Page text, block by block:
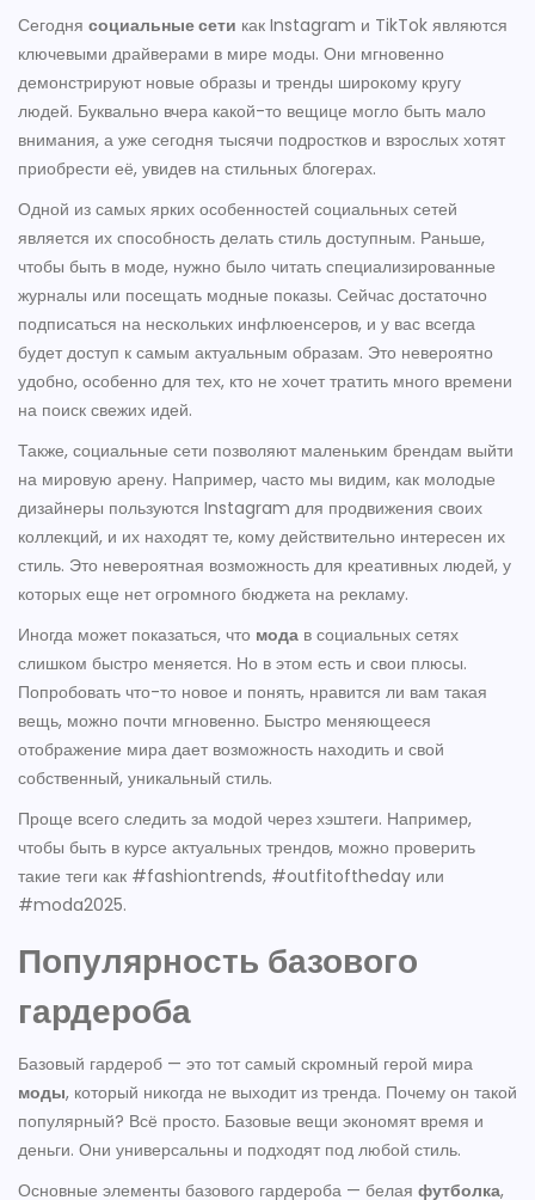
Сегодня социальные сети как Instagram и TikTok являются
ключевыми драйверами в мире моды. Они мгновенно
демонстрируют новые образы и тренды широкому кругу
людей. Буквально вчера какой-то вещице могло быть мало
внимания, а уже сегодня тысячи подростков и взрослых хотят
приобрести её, увидев на стильных блогерах.
Одной из самых ярких особенностей социальных сетей
является их способность делать стиль доступным. Раньше,
чтобы быть в моде, нужно было читать специализированные
журналы или посещать модные показы. Сейчас достаточно
подписаться на нескольких инфлюенсеров, и у вас всегда
будет доступ к самым актуальным образам. Это невероятно
удобно, особенно для тех, кто не хочет тратить много времени
на поиск свежих идей.
Также, социальные сети позволяют маленьким брендам выйти
на мировую арену. Например, часто мы видим, как молодые
дизайнеры пользуются Instagram для продвижения своих
коллекций, и их находят те, кому действительно интересен их
стиль. Это невероятная возможность для креативных людей, у
которых еще нет огромного бюджета на рекламу.
Иногда может показаться, что мода в социальных сетях
слишком быстро меняется. Но в этом есть и свои плюсы.
Попробовать что-то новое и понять, нравится ли вам такая
вещь, можно почти мгновенно. Быстро меняющееся
отображение мира дает возможность находить и свой
собственный, уникальный стиль.
Проще всего следить за модой через хэштеги. Например,
чтобы быть в курсе актуальных трендов, можно проверить
такие теги как #fashiontrends, #outfitoftheday или
#moda2025.
Популярность базового
гардероба
Базовый гардероб — это тот самый скромный герой мира
моды, который никогда не выходит из тренда. Почему он такой
популярный? Всё просто. Базовые вещи экономят время и
деньги. Они универсальны и подходят под любой стиль.
Основные элементы базового гардероба — белая футболка,